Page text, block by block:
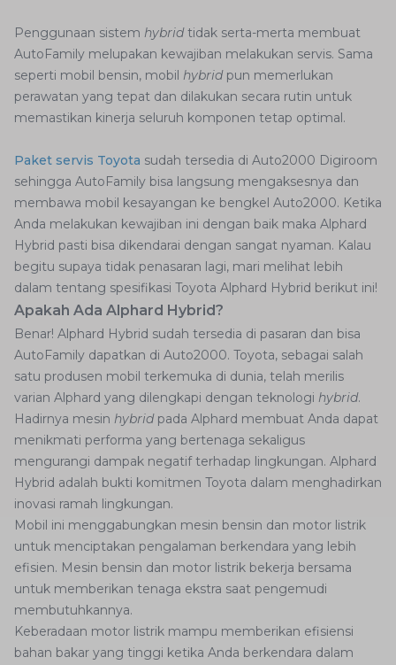
Penggunaan sistem hybridtidak serta-merta membuat
AutoFamily melupakan kewajiban melakukan servis. Sama
seperti mobil bensin, mobil hybrid pun memerlukan
perawatan yang tepat dan dilakukan secara rutin untuk
memastikan kinerja seluruh komponen tetap optimal.
Paket servis Toyota sudah tersedia di Auto2000 Digiroom
sehingga AutoFamily bisa langsung mengaksesnya dan
membawa mobil kesayangan ke bengkel Auto2000. Ketika
Anda melakukan kewajiban ini dengan baik maka Alphard
Hybrid pasti bisa dikendarai dengan sangat nyaman. Kalau
begitu supaya tidak penasaran lagi, mari melihat lebih
dalam tentang spesifikasi Toyota Alphard Hybrid berikut ini!
Apakah Ada Alphard Hybrid?
Benar! Alphard Hybrid sudah tersedia di pasaran dan bisa
AutoFamily dapatkan di Auto2000. Toyota, sebagai salah
satu produsen mobil terkemuka di dunia, telah merilis
varian Alphard yang dilengkapi dengan teknologi hybrid.
Hadirnya mesin hybrid pada Alphard membuat Anda dapat
menikmati performa yang bertenaga sekaligus
mengurangi dampak negatif terhadap lingkungan. Alphard
Hybrid adalah bukti komitmen Toyota dalam menghadirkan
inovasi ramah lingkungan.
Mobil ini menggabungkan mesin bensin dan motor listrik
untuk menciptakan pengalaman berkendara yang lebih
efisien. Mesin bensin dan motor listrik bekerja bersama
untuk memberikan tenaga ekstra saat pengemudi
membutuhkannya.
Keberadaan motor listrik mampu memberikan efisiensi
bahan bakar yang tinggi ketika Anda berkendara dalam